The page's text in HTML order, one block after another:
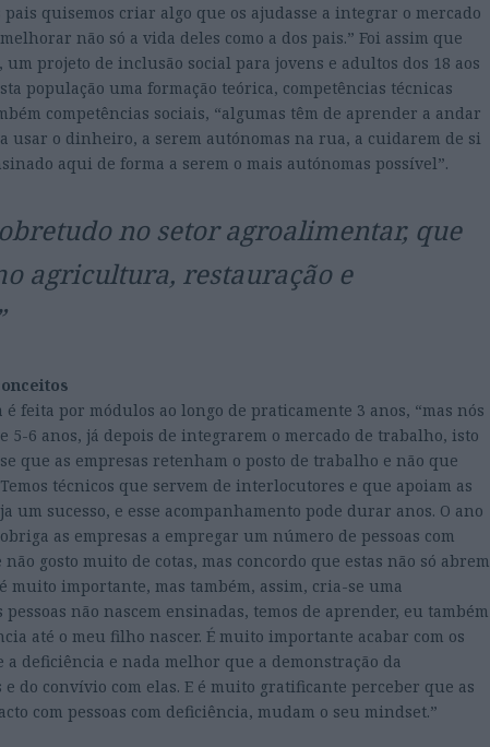
quisemos criar algo que os ajudasse a integrar o mercado
não só a vida deles como a dos pais.” Foi assim que
um projeto de inclusão social para jovens e adultos dos 18 aos
população uma formação teórica, competências técnicas
competências sociais, “algumas têm de aprender a andar
usar o dinheiro, a serem autónomas na rua, a cuidarem de si
aqui de forma a serem o mais autónomas possível”.
no setor agroalimentar, que
agricultura, restauração e
feita por módulos ao longo de praticamente 3 anos, “mas nós
5-6 anos, já depois de integrarem o mercado de trabalho, isto
que as empresas retenham o posto de trabalho e não que
técnicos que servem de interlocutores e que apoiam as
um sucesso, e esse acompanhamento pode durar anos. O ano
as empresas a empregar um número de pessoas com
gosto muito de cotas, mas concordo que estas não só abrem
muito importante, mas também, assim, cria-se uma
não nascem ensinadas, temos de aprender, eu também
até o meu filho nascer. É muito importante acabar com os
a deficiência e nada melhor que a demonstração da
e do convívio com elas. E é muito gratificante perceber que as
com pessoas com deficiência, mudam o seu mindset.”